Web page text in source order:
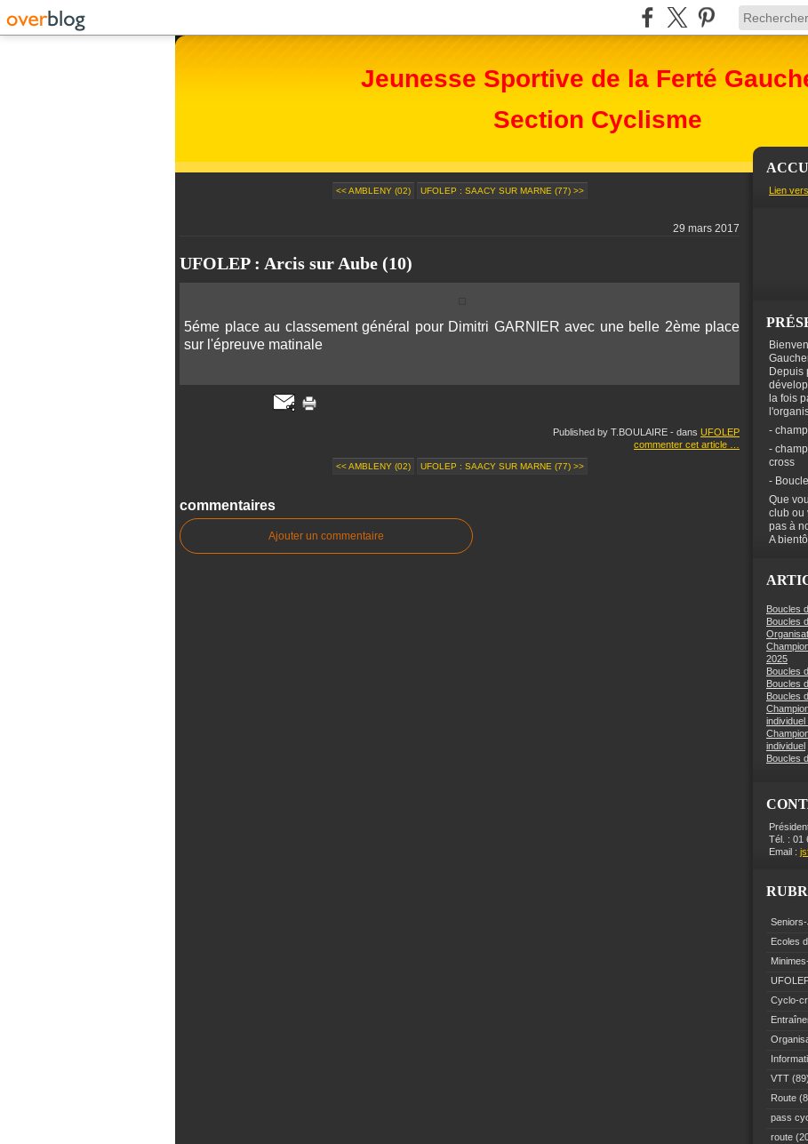
Jeunesse Sportive de la Ferté
Section Cyclisme
<< AMBLENY (02) UFOLEP : SAACY SUR MARNE (77) >>
29 mars 2017
UFOLEP : Arcis sur Aube (10)
5éme place au classement général pour Dimitri GARNIER avec une belle 2ème place
sur l'épreuve matinale
Published by T.BOULAIRE - dans UFOLEP
commenter cet article
<< AMBLENY (02) UFOLEP : SAACY SUR MARNE (77) >>
commentaires
Ajouter un commentaire
Lien
Depuis
la fois
-
-
cross
-
Que
club ou
pas à
A
Boucles
Boucles
2025
Boucles
Boucles
Boucles
individuel
Boucles
Tél. : 01
Email :
Ecoles
Cyclo-
VTT (89)
Route
pass
route